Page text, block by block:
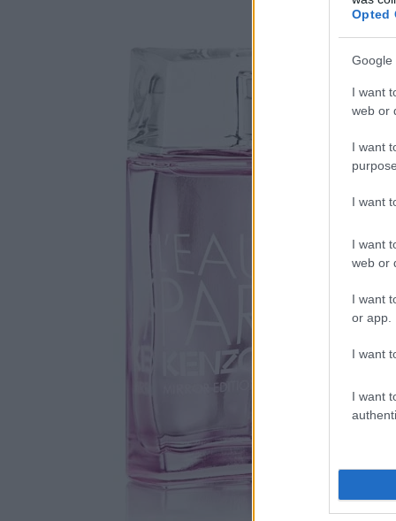
Opted
Google
I want
web or
I want
I want
I want
web or
I want
or app.
I want
I want